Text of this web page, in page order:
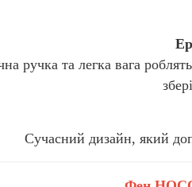
ручка та легка вага
Сучасний дизайн, який